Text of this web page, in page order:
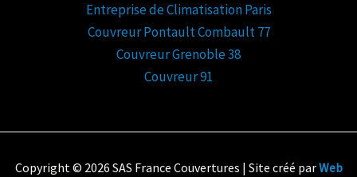
Entreprise de Climatisation Paris
Couvreur Pontault Combault 77
Couvreur Grenoble 38
Couvreur 91
Copyright © 2026 SAS France Couvertures | Site créé parWeb